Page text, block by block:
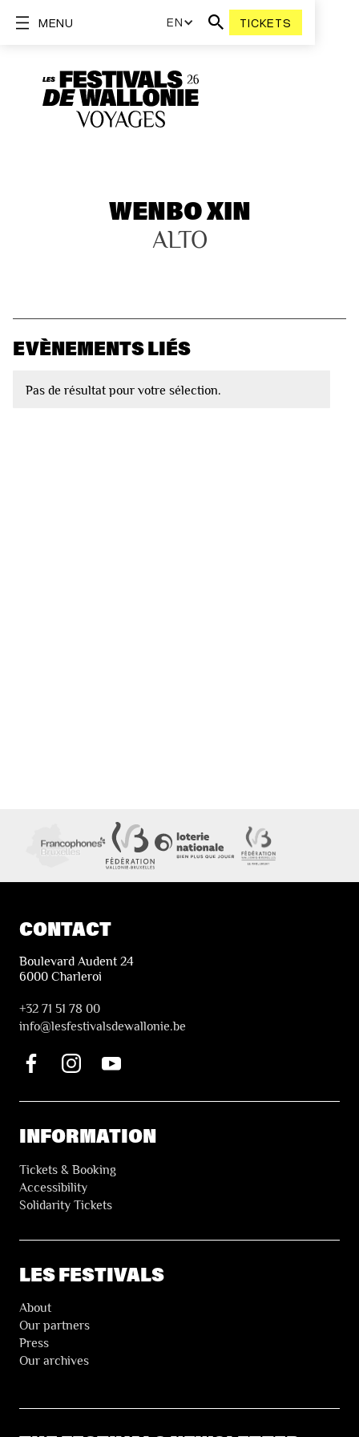
EN TICKETS
MENU
WENBO XIN
ALTO
EVÈNEMENTS LIÉS
Pas de résultat pour votre sélection.
CONTACT
Boulevard Audent 24
6000 Charleroi
+32 71 51 78 00
info@lesfestivalsdewallonie.be
INFORMATION
Tickets & Booking
Accessibility
Solidarity Tickets
LES FESTIVALS
About
Our partners
Press
Our archives